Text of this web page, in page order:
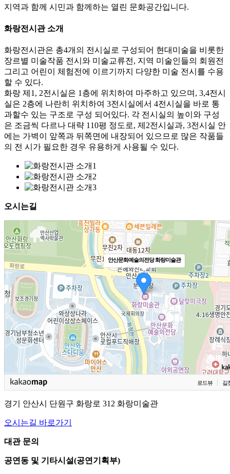
지역과 함께 시민과 함께하는 열린 문화공간입니다.
화랑전시관 소개
화랑전시관은 총4개의 전시실로 구성되어 현대미술을 비롯한
장르별 미술작품 전시와 미술교류전, 지역 미술인들의 회원전
그리고 어린이 체험전에 이르기까지 다양한 미술 전시를 수용
할 수 있다.
화랑 제1, 2전시실은 1층에 위치하여 마주하고 있으며, 3,4전시
실은 2층에 나란히 위치하여 3전시실에서 4전시실을 바로 통
과할수 있는 구조로 구성 되어있다. 각 전시실의 높이와 구성
은 조금씩 다르나 대략 110평 정도로, 제2전시실과, 3전시실 안
에는 가벽이 앞쪽과 뒤쪽면에 내장되어 있으므로 많은 작품들
의 전 시가 필요한 경우 유용하게 사용될 수 있다.
오시는길
안산문화예술의전당 화랑미술관
로드뷰 길
경기 안산시 단원구 화랑로 312 화랑미술관
오시는길 바로가기
대관 문의
공연동 및 기타시설(공연기획부)